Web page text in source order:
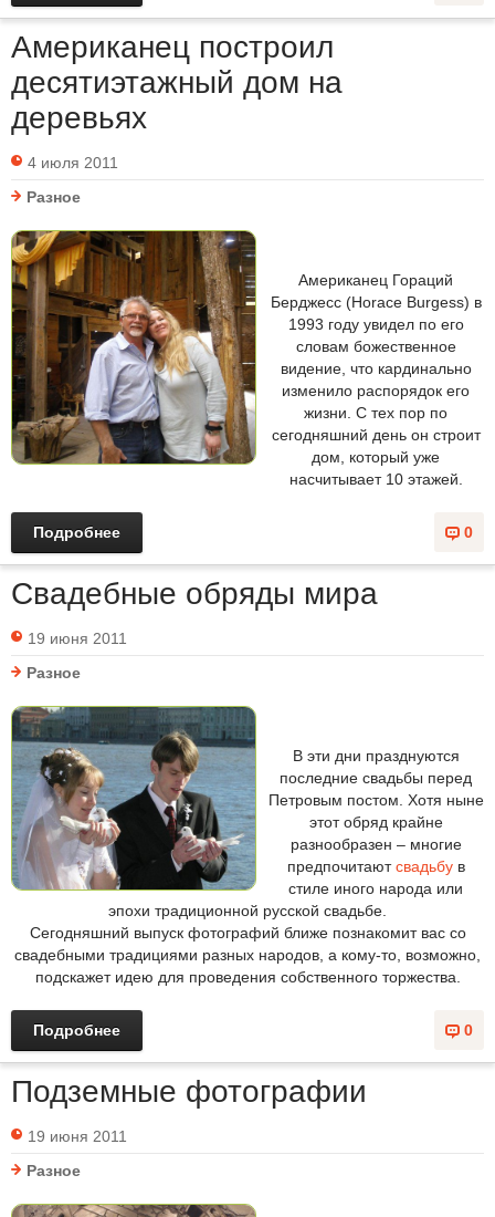
Американец построил
десятиэтажный дом на
деревьях
4 июля 2011
Разное
Американец Гораций
Берджесс (Horace Burgess) в
1993 году увидел по его
словам божественное
видение, что кардинально
изменило распорядок его
жизни. С тех пор по
сегодняшний день он строит
дом, который уже
насчитывает 10 этажей.
0
Подробнее
Свадебные обряды мира
19 июня 2011
Разное
В эти дни празднуются
последние свадьбы перед
Петровым постом. Хотя ныне
этот обряд крайне
разнообразен – многие
предпочитаютсвадьбув
стиле иного народа или
эпохи традиционной русской свадьбе.
Сегодняшний выпуск фотографий ближе познакомит вас со
свадебными традициями разных народов, а кому-то, возможно,
подскажет идею для проведения собственного торжества.
0
Подробнее
Подземные фотографии
19 июня 2011
Разное